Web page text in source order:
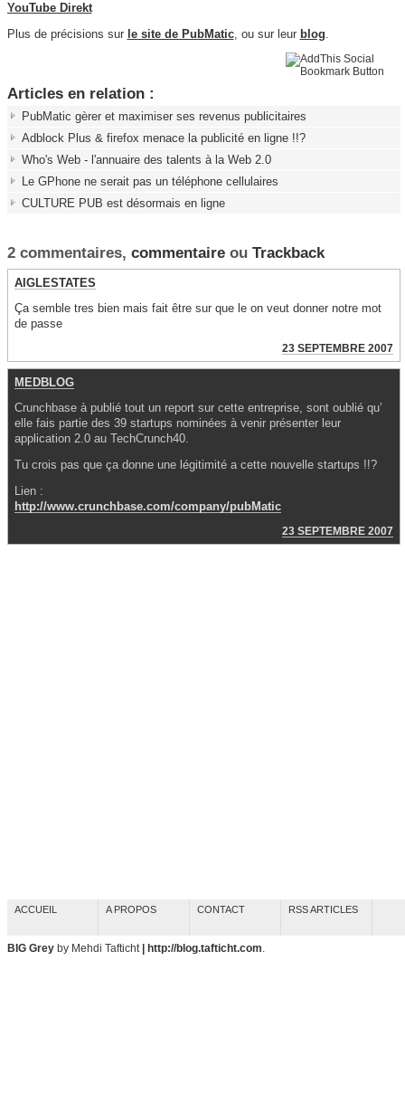
YouTube Direkt
Plus de précisions sur le site de PubMatic, ou sur leur blog.
Articles en relation :
PubMatic gèrer et maximiser ses revenus publicitaires
Adblock Plus & firefox menace la publicité en ligne !!?
Who's Web - l'annuaire des talents à la Web 2.0
Le GPhone ne serait pas un téléphone cellulaires
CULTURE PUB est désormais en ligne
2 commentaires, commentaireou Trackback
AIGLESTATES
Ça semble tres bien mais fait être sur que le on veut donner notre mot
de passe
23 SEPTEMBRE 2007
MEDBLOG
Crunchbase à publié tout un report sur cette entreprise, sont oublié qu’
elle fais partie des 39 startups nominées à venir présenter leur
application 2.0 au TechCrunch40.
Tu crois pas que ça donne une légitimité a cette nouvelle startups !!?
Lien :
http://www.crunchbase.com/company/pubMatic
23 SEPTEMBRE 2007
ACCUEIL A PROPOS CONTACT RSS ARTICLES
BIG Grey by Mehdi Tafticht | http://blog.tafticht.com.